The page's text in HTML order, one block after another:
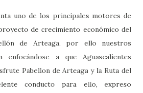
uno de los principales motores de
de crecimiento económico del
de Arteaga, por ello nuestros
enfocándose a que Aguascalientes
Pabellon de Arteaga y la Ruta del
conducto para ello, expreso